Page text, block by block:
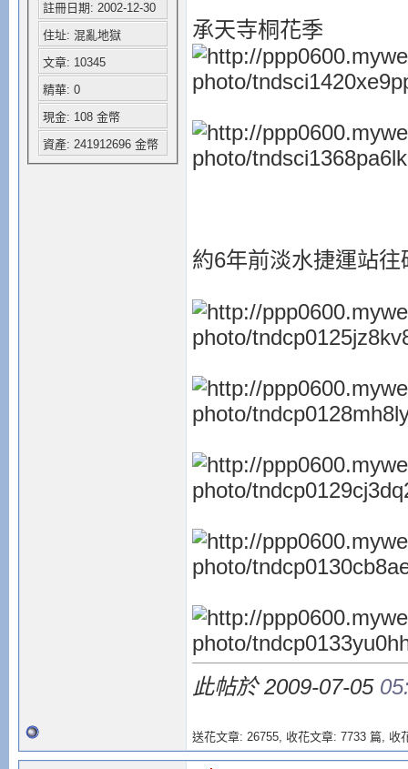
註冊日期: 2002-12-30
住址: 混亂地獄
文章: 10345
精華: 0
現金: 108 金幣
資產: 241912696 金幣
承天寺桐花季
約6年前淡水捷運站
此帖於 2009-07-05
送花文章: 26755, 收花文章: 7733 篇, 收